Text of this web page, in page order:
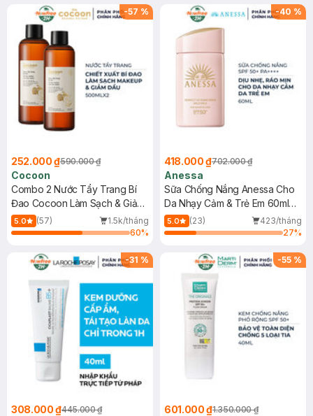
-57 %
252.000 ₫590.000 ₫
Cocoon
Combo 2 Nước Tẩy Trang Bí
Đao Cocoon Làm Sạch & Giảm
Dầu 500ml
5.0 (57)
1.5k/tháng
60%
-40 %
418.000 ₫702.000 ₫
Anessa
Sữa Chống Nắng Anessa Cho
Da Nhạy Cảm & Trẻ Em 60ml
(Mới)
5.0 (23)
423/tháng
27%
-31 %
308.000 ₫445.000 ₫
-55 %
601.000 ₫1.350.000 ₫